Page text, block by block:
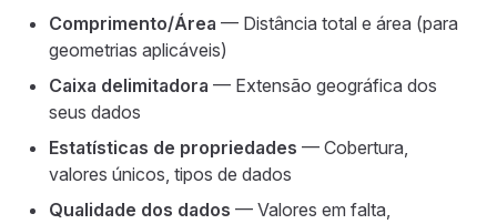
Comprimento/Área — Distância total e área (para
geometrias aplicáveis)
Caixa delimitadora — Extensão geográfica dos
seus dados
Estatísticas de propriedades — Cobertura,
valores únicos, tipos de dados
Qualidade dos dados — Valores em falta,